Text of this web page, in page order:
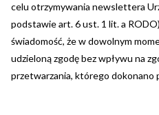
celu otrzymywania newslettera
podstawie art. 6 ust. 1 lit. a
świadomość, że w dowolnym
udzieloną zgodę bez wpływu na
przetwarzania, którego dokonano